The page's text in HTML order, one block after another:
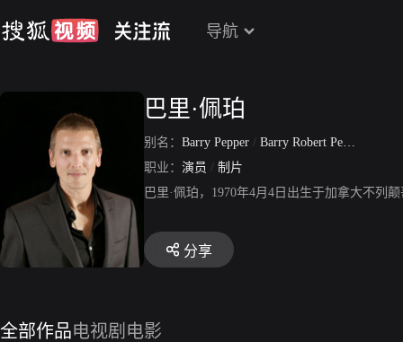
导航
巴里·佩珀
别名： Barry Pepper / Barry Robert Pepper
职业： 演员 / 制片
巴里·佩珀，1970年4月4日出生于加拿大不列
分享
全部作品电视剧 电影